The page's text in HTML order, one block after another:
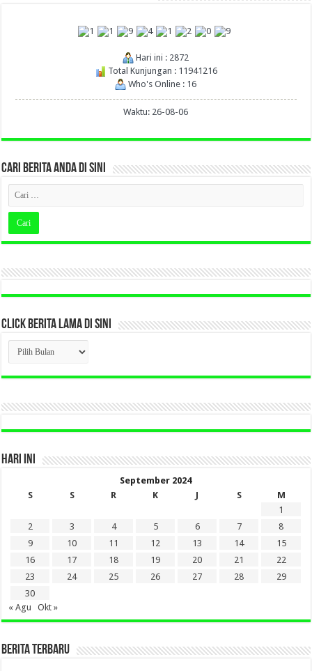
Hari ini : 2872
Total Kunjungan : 11941216
Who's Online : 16
Waktu: 26-08-06
CARI BERITA ANDA DI SINI
CLICK BERITA LAMA DI SINI
CLICK
BERITA
LAMA
DI
HARI INI
September 2024
S
S R K J S
M
1
2
3 4 5 6 7
8
9
10 11 12 13 14
15
16
17 18 19 20 21
22
23
24 25 26 27 28
29
30
« Agu
Okt »
BERITA TERBARU